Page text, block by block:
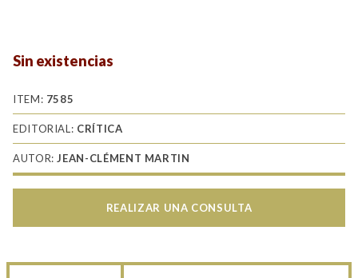
Sin existencias
ITEM: 7585
EDITORIAL: CRÍTICA
AUTOR:JEAN-CLÉMENT MARTIN
REALIZAR UNA CONSULTA